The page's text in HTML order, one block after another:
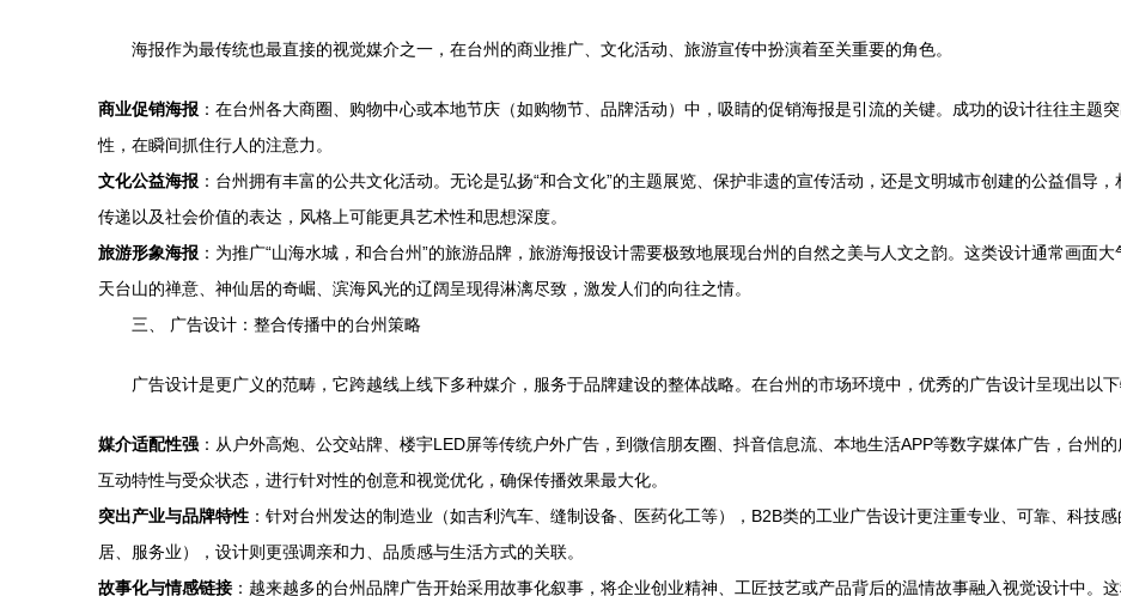
海报作为最传统也最直接的视觉媒介之一，在台州的商业推广、文化活动、旅游宣传中扮演着至关重要的角色。
商业促销海报 ：在台州各大商圈、购物中心或本地节庆（如购物节、品牌活动）中，吸睛的促销海报是引流的关键。成功的设计往往主题
性，在瞬间抓住行人的注意力。
文化公益海报 ：台州拥有丰富的公共文化活动。无论是弘扬“和合文化”的主题展览、保护非遗的宣传活动，还是文明城市创建的公益倡导
传递以及社会价值的表达，风格上可能更具艺术性和思想深度。
旅游形象海报 ：为推广“山海水城，和合台州”的旅游品牌，旅游海报设计需要极致地展现台州的自然之美与人文之韵。这类设计通常画面
天台山的禅意、神仙居的奇崛、滨海风光的辽阔呈现得淋漓尽致，激发人们的向往之情。
三、 广告设计：整合传播中的台州策略
广告设计是更广义的范畴，它跨越线上线下多种媒介，服务于品牌建设的整体战略。在台州的市场环境中，优秀的广告设计呈现出以下
媒介适配性强 ：从户外高炮、公交站牌、楼宇LED屏等传统户外广告，到微信朋友圈、抖音信息流、本地生活APP等数字媒体广告，台州
互动特性与受众状态，进行针对性的创意和视觉优化，确保传播效果最大化。
突出产业与品牌特性 ：针对台州发达的制造业（如吉利汽车、缝制设备、医药化工等），B2B类的工业广告设计更注重专业、可靠、科技
居、服务业），设计则更强调亲和力、品质感与生活方式的关联。
故事化与情感链接 ：越来越多的台州品牌广告开始采用故事化叙事，将企业创业精神、工匠技艺或产品背后的温情故事融入视觉设计中。